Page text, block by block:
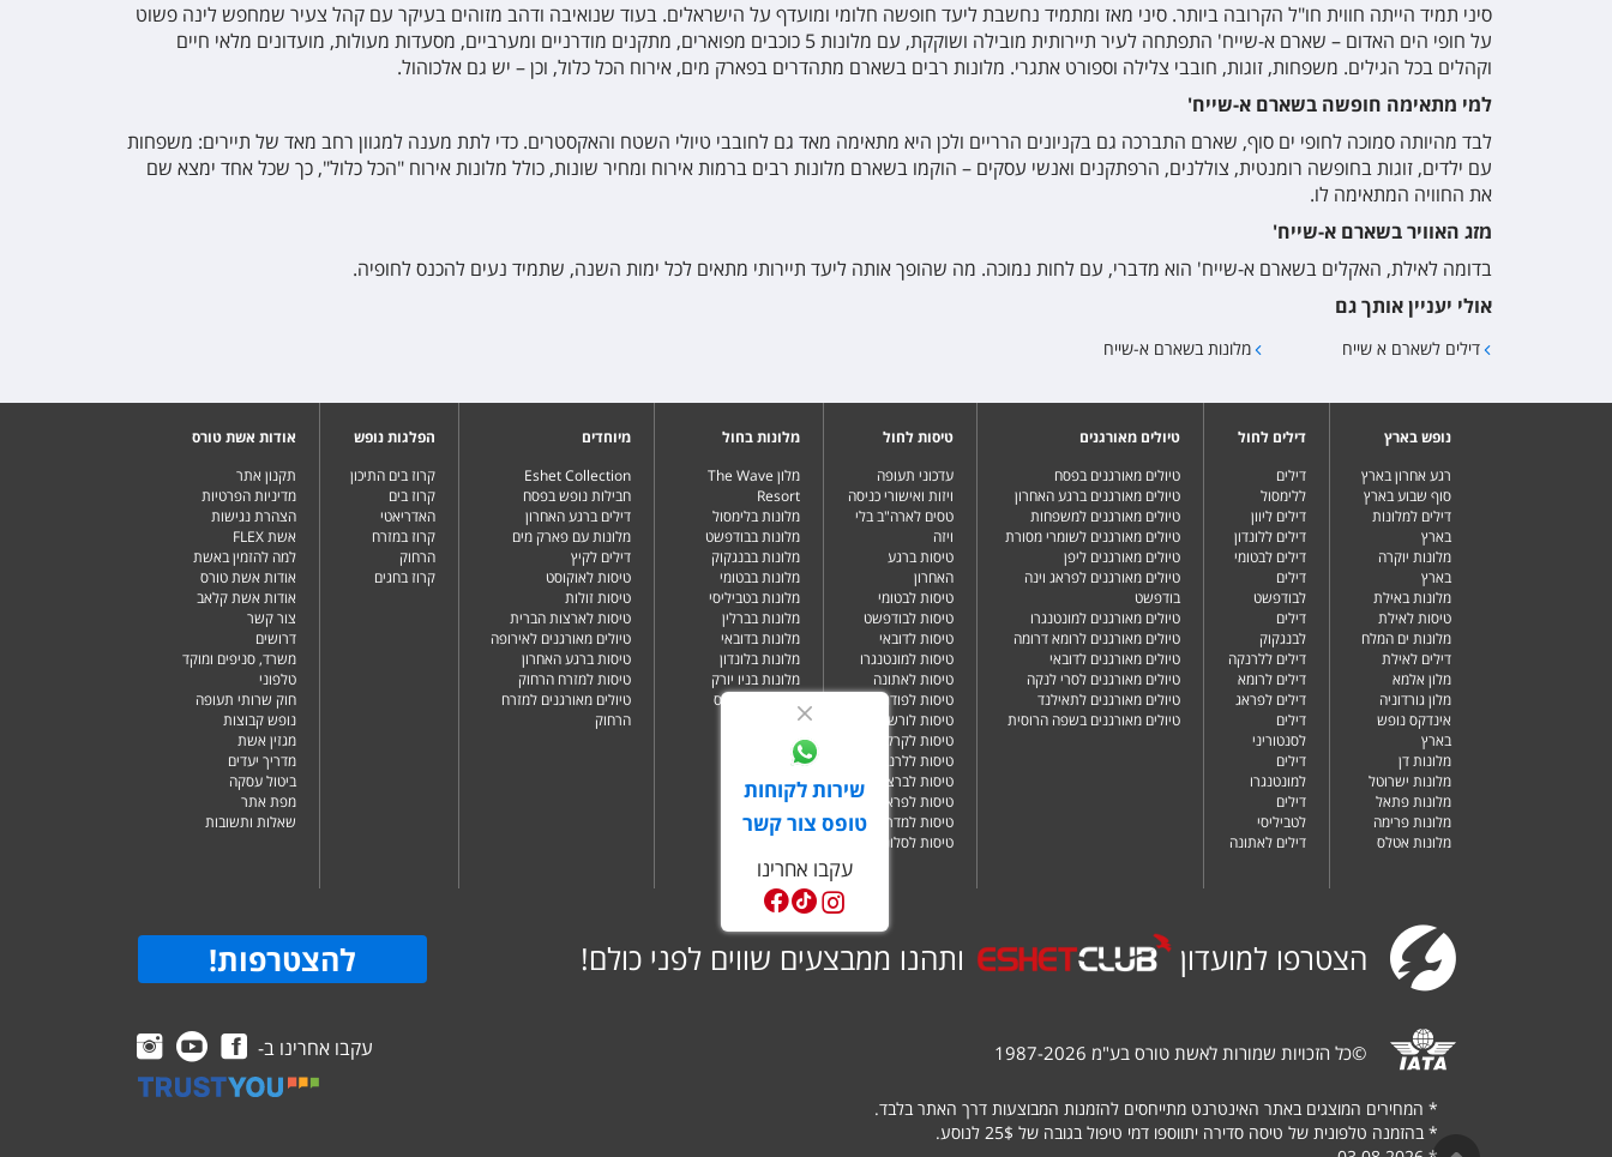
שירות לקוחות
טופס צור קשר
עקבו אחרינו
סיני תמיד הייתה חווית חו"ל הקרובה ביותר. סיני מאז ומתמיד נחשבת ליעד חופשה חלומי ומועדף על הישראלים. בעוד שנואיבה ודהב מזוהים בעיקר עם קהל צעיר שמחפש לינה פשוט
על חופי הים האדום – שארם א-שייח' התפתחה לעיר תיירותית מובילה ושוקקת, עם מלונות 5 כוכבים מפוארים, מתקנים מודרניים ומערביים, מסעדות מעולות, מועדונים מלאי חיים
וקהלים בכל הגילים. משפחות, זוגות, חובבי צלילה וספורט אתגרי. מלונות רבים בשארם מתהדרים בפארק מים, אירוח הכל כלול, וכן – יש גם אלכוהול.
למי מתאימה חופשה בשארם א-שייח'
לבד מהיותה סמוכה לחופי ים סוף, שארם התברכה גם בקניונים הרריים ולכן היא מתאימה מאד גם לחובבי טיולי השטח והאקסטרים. כדי לתת מענה למגוון רחב מאד של תיירים: משפחות
עם ילדים, זוגות בחופשה רומנטית, צוללנים, הרפתקנים ואנשי עסקים – הוקמו בשארם מלונות רבים ברמות אירוח ומחיר שונות, כולל מלונות אירוח "הכל כלול", כך שכל אחד ימצא שם
את החוויה המתאימה לו.
מזג האוויר בשארם א-שייח'
בדומה לאילת, האקלים בשארם א-שייח' הוא מדברי, עם לחות נמוכה. מה שהופך אותה ליעד תיירותי מתאים לכל ימות השנה, שתמיד נעים להכנס לחופיה.
אולי יעניין אותך גם
דילים לשארם א שייח מלונות בשארם א-שייח
נופש בארץ
רגע אחרון בארץ
סוף שבוע בארץ
דילים למלונות
בארץ
מלונות יוקרה
בארץ
מלונות באילת
טיסות לאילת
מלונות ים המלח
דילים לאילת
מלון אלמא
מלון גורדוניה
אינדקס נופש
בארץ
מלונות דן
מלונות ישרוטל
מלונות פתאל
מלונות פרימה
מלונות אטלס
דילים לחול
דילים
ללימסול
דילים ליוון
דילים ללונדון
דילים לבטומי
דילים
לבודפשט
דילים
לבנגקוק
דילים ללרנקה
דילים לרומא
דילים לפראג
דילים
לסנטוריני
דילים
למונטנגרו
דילים
לטביליסי
דילים לאתונה
טיולים מאורגנים
טיולים מאורגנים בפסח
טיולים מאורגנים ברגע האחרון
טיולים מאורגנים למשפחות
טיולים מאורגנים לשומרי מסורת
טיולים מאורגנים ליפן
טיולים מאורגנים לפראג וינה
בודפשט
טיולים מאורגנים למונטנגרו
טיולים מאורגנים לרומא דרומה
טיולים מאורגנים לדובאי
טיולים מאורגנים לסרי לנקה
טיולים מאורגנים לתאילנד
טיולים מאורגנים בשפה הרוסית
טיסות לחול
עדכוני תעופה
ויזות ואישורי כניסה
טסים לארה"ב בלי
ויזה
טיסות ברגע
האחרון
טיסות לבטומי
טיסות לבודפשט
טיסות לדובאי
טיסות למונטנגרו
טיסות לאתונה
טיסות לפודגוריצה
טיסות לורשה
טיסות לקרקוב
טיסות ללרנקה
טיסות לברצלונה
טיסות לפראג
טיסות למדריד
טיסות לסלוניקי
מלונות בחול
מלון The Wave
Resort
מלונות בלימסול
מלונות בבודפשט
מלונות בבנגקוק
מלונות בבטומי
מלונות בטביליסי
מלונות בברלין
מלונות בדובאי
מלונות בלונדון
מלונות בניו יורק
מלונות בפאפוס
מיוחדים
Eshet Collection
חבילות נופש בפסח
דילים ברגע האחרון
מלונות עם פארק מים
דילים לקיץ
טיסות לאוקוסט
טיסות זולות
טיסות לארצות הברית
טיולים מאורגנים לאירופה
טיסות ברגע האחרון
טיסות למזרח הרחוק
טיולים מאורגנים למזרח
הרחוק
הפלגות נופש
קרוז בים התיכון
קרוז בים
האדריאטי
קרוז במזרח
הרחוק
קרוז בחגים
אודות אשת טורס
תקנון אתר
מדיניות הפרטיות
הצהרת נגישות
אשת FLEX
למה להזמין באשת
אודות אשת טורס
אודות אשת קלאב
צור קשר
דרושים
משרד, סניפים ומוקד
טלפוני
חוק שרותי תעופה
נופש קבוצות
מגזין אשת
מדריך יעדים
ביטול עסקה
מפת אתר
שאלות ותשובות
הצטרפו למועדון ותהנו ממבצעים שווים לפני כולם! להצטרפות!
©כל הזכויות שמורות לאשת טורס בע"מ 1987-2026 עקבו אחרינו ב-
* המחירים המוצגים באתר האינטרנט מתייחסים להזמנות המבוצעות דרך האתר בלבד.
* בהזמנה טלפונית של טיסה סדירה יתווספו דמי טיפול בגובה של 25$ לנוסע.